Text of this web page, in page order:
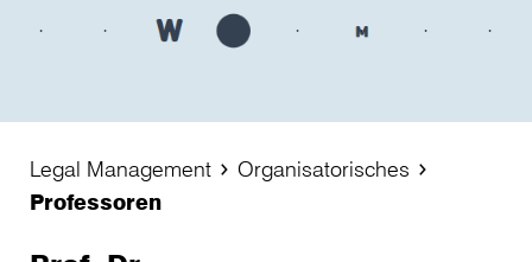
Legal Management
Organisatorisches
Professoren